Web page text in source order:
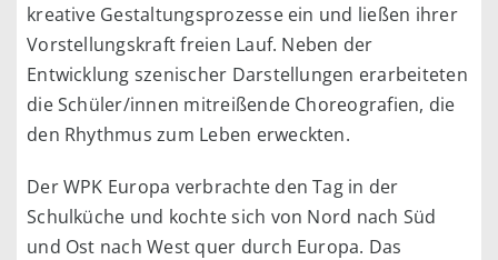
kreative Gestaltungsprozesse ein und ließen ihrer
Vorstellungskraft freien Lauf. Neben der
Entwicklung szenischer Darstellungen erarbeiteten
die Schüler/innen mitreißende Choreografien, die
den Rhythmus zum Leben erweckten.
Der WPK Europa verbrachte den Tag in der
Schulküche und kochte sich von Nord nach Süd
und Ost nach West quer durch Europa. Das